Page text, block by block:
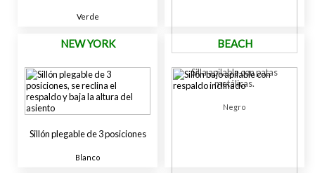
Verde
Silla apilable con patas
metálicas.
Negro
NEW YORK
Sillón plegable de 3 posiciones
Blanco
BEACH